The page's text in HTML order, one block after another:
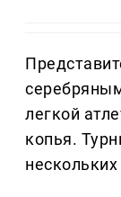
легкой
копья.